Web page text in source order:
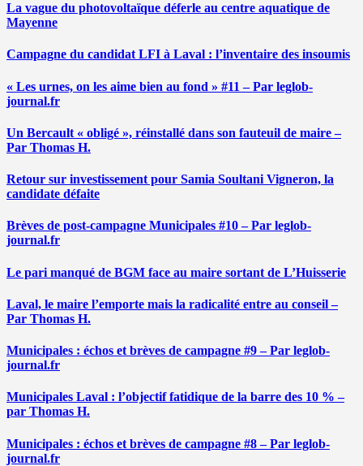
La vague du photovoltaïque déferle au centre aquatique de
Mayenne
Campagne du candidat LFI à Laval : l’inventaire des insoumis
« Les urnes, on les aime bien au fond » #11 – Par leglob-
journal.fr
Un Bercault « obligé », réinstallé dans son fauteuil de maire –
Par Thomas H.
Retour sur investissement pour Samia Soultani Vigneron, la
candidate défaite
Brèves de post-campagne Municipales #10 – Par leglob-
journal.fr
Le pari manqué de BGM face au maire sortant de L’Huisserie
Laval, le maire l’emporte mais la radicalité entre au conseil –
Par Thomas H.
Municipales : échos et brèves de campagne #9 – Par leglob-
journal.fr
Municipales Laval : l’objectif fatidique de la barre des 10 % –
par Thomas H.
Municipales : échos et brèves de campagne #8 – Par leglob-
journal.fr